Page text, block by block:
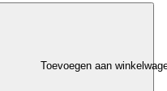
Toevoegen aan